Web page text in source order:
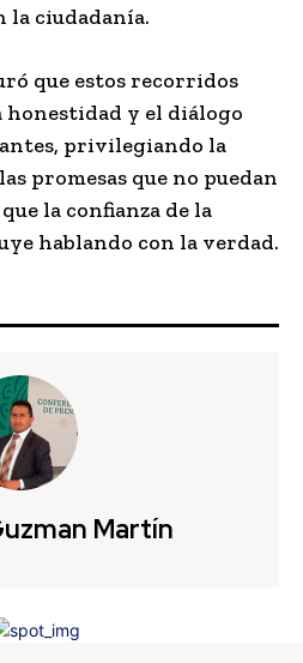
la ciudadanía.
que estos recorridos
honestidad y el diálogo
privilegiando la
promesas que no puedan
la confianza de la
hablando con la verdad.
Martín